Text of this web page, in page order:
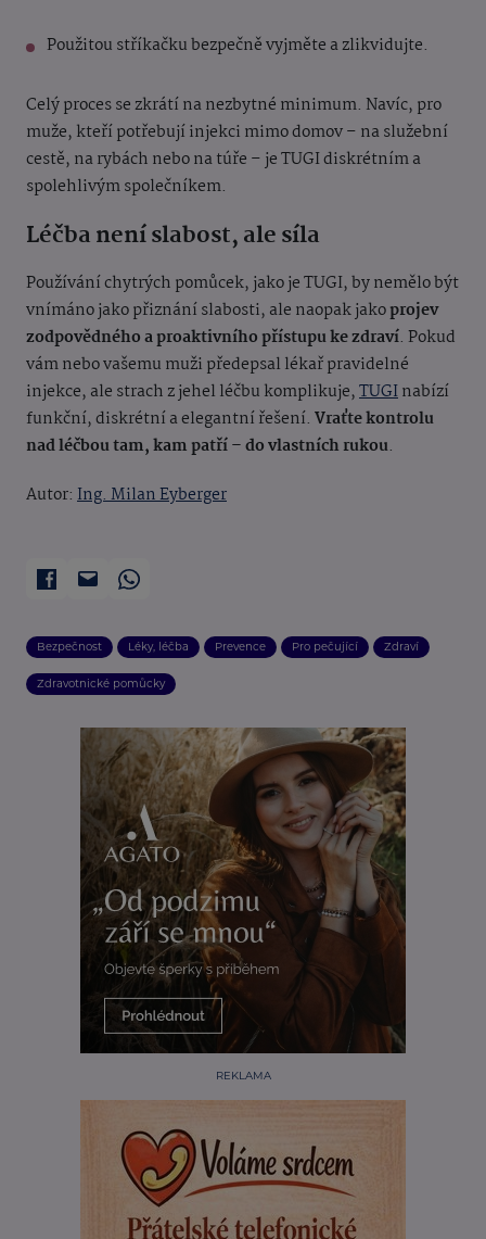
Použitou stříkačku bezpečně vyjměte a zlikvidujte.
Celý proces se zkrátí na nezbytné minimum. Navíc, pro
muže, kteří potřebují injekci mimo domov – na služební
cestě, na rybách nebo na túře – je TUGI diskrétním a
spolehlivým společníkem.
Léčba není slabost, ale síla
Používání chytrých pomůcek, jako je TUGI, by nemělo být
vnímáno jako přiznání slabosti, ale naopak jakoprojev
zodpovědného a proaktivního přístupu ke zdraví. Pokud
vám nebo vašemu muži předepsal lékař pravidelné
injekce, ale strach z jehel léčbu komplikuje,TUGInabízí
funkční, diskrétní a elegantní řešení. Vraťte kontrolu
nad léčbou tam, kam patří – do vlastních rukou.
Autor: Ing. Milan Eyberger
Bezpečnost Léky, léčba Prevence Pro pečující Zdraví
Zdravotnické pomůcky
REKLAMA